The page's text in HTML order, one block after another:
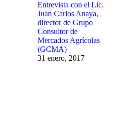
Entrevista con el Lic.
Juan Carlos Anaya,
director de Grupo
Consultor de
Mercados Agrícolas
(GCMA)
31 enero, 2017